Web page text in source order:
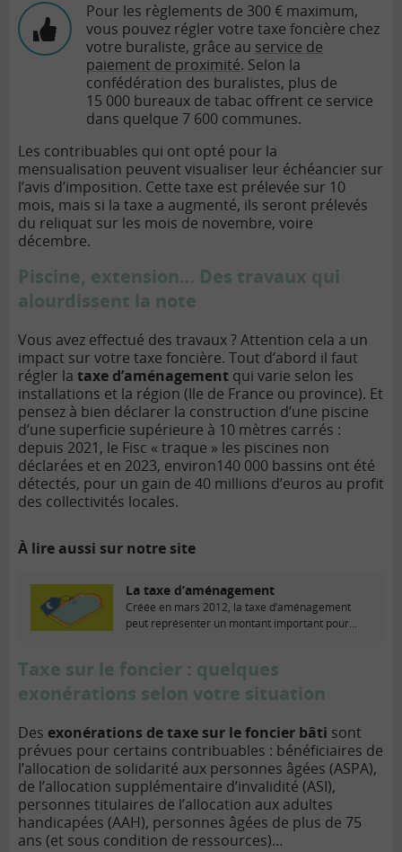
Pour les règlements de 300 € maximum,
vous pouvez régler votre taxe foncière chez
votre buraliste, grâce au service de
paiement de proximité. Selon la
confédération des buralistes, plus de
15 000 bureaux de tabac offrent ce service
dans quelque 7 600 communes.
Les contribuables qui ont opté pour la
mensualisation peuvent visualiser leur échéancier sur
l’avis d’imposition. Cette taxe est prélevée sur 10
mois, mais si la taxe a augmenté, ils seront prélevés
du reliquat sur les mois de novembre, voire
décembre.
Piscine, extension… Des travaux qui
alourdissent la note
Vous avez effectué des travaux ? Attention cela a un
impact sur votre taxe foncière. Tout d’abord il faut
régler la taxe d’aménagement qui varie selon les
installations et la région (Ile de France ou province). Et
pensez à bien déclarer la construction d’une piscine
d’une superficie supérieure à 10 mètres carrés :
depuis 2021, le Fisc « traque » les piscines non
déclarées et en 2023, environ140 000 bassins ont été
détectés, pour un gain de 40 millions d’euros au profit
des collectivités locales.
À lire aussi sur notre site
La taxe d’aménagement
Créée en mars 2012, la taxe d’aménagement
peut représenter un montant important pour
Taxe sur le foncier : quelques
exonérations selon votre situation
Des exonérations de taxe sur le foncier bâti sont
prévues pour certains contribuables : bénéficiaires de
l’allocation de solidarité aux personnes âgées (ASPA),
de l’allocation supplémentaire d’invalidité (ASI),
personnes titulaires de l’allocation aux adultes
handicapées (AAH), personnes âgées de plus de 75
ans (et sous condition de ressources)…